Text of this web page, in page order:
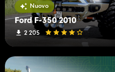
Nuovo
Ford F-350 2010
2 205